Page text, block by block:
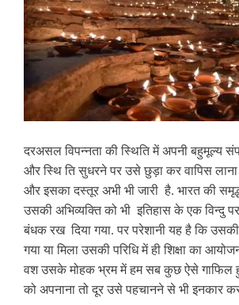
दरअसल विपन्नता की स्थिति मेंअपनी बहुमूल्य
और स्थि ति सुधरने पर उसे छुड़ा कर वापिस लाना
और इसका दस्तूर अभी भी जारी है. भारत की
उसकी अभिव्यक्ति को भी इतिहास के एक विन्दु
बंधक रख दिया गया. पर परेशानी यह है कि
गया या मिलाउसकी परिधि में ही शिक्षा का
वश उसके मोहक भ्रम में हम सब कुछ ऐसे गाफिल
को अपनाना तो दूर उसे पहचानने से भी इनकार